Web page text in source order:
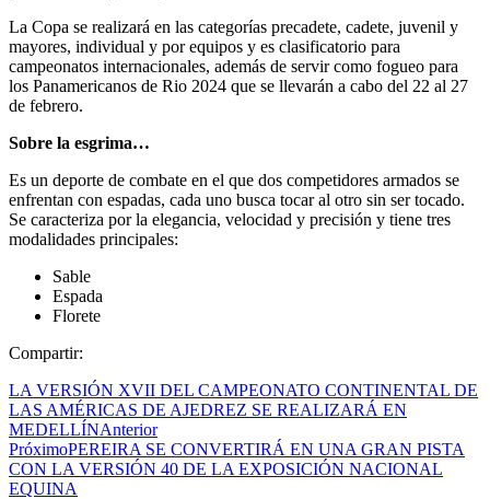
La Copa se realizará en las categorías precadete, cadete, juvenil y
mayores, individual y por equipos y es clasificatorio para
campeonatos internacionales, además de servir como fogueo para
los Panamericanos de Rio 2024 que se llevarán a cabo del 22 al 27
de febrero.
Sobre la esgrima…
Es un deporte de combate en el que dos competidores armados se
enfrentan con espadas, cada uno busca tocar al otro sin ser tocado.
Se caracteriza por la elegancia, velocidad y precisión y tiene tres
modalidades principales:
Sable
Espada
Florete
Compartir:
LA VERSIÓN XVII DEL CAMPEONATO CONTINENTAL DE
LAS AMÉRICAS DE AJEDREZ SE REALIZARÁ EN
MEDELLÍNAnterior
PróximoPEREIRA SE CONVERTIRÁ EN UNA GRAN PISTA
CON LA VERSIÓN 40 DE LA EXPOSICIÓN NACIONAL
EQUINA